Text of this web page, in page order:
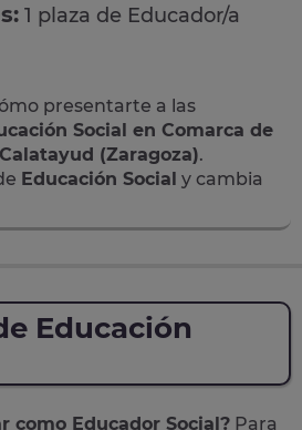
1 plaza de Educador/a
presentarte a las
Social en Comarca de
(Zaragoza).
Educación Social y cambia
Educación
como Educador Social? Para